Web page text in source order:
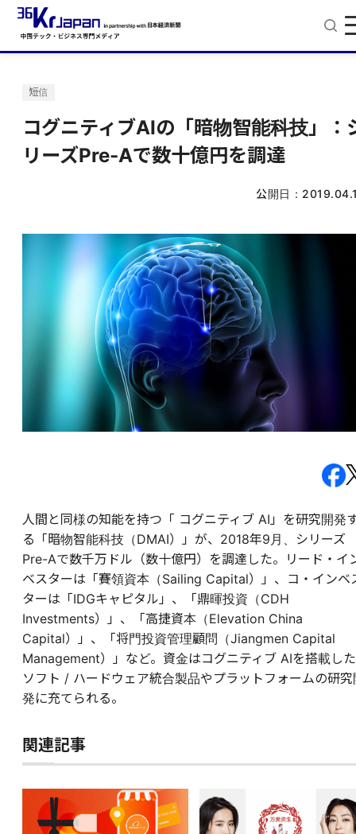
短信
コグニティブAIの「暗物智能科技」：
リーズPre-Aで数十億円を調達
公開日：
人間と同様の知能を持つ「 コグニティブ AI」を研究開発
る「暗物智能科技（DMAI）」が、2018年9月、シリーズ
Pre-Aで数千万ドル（数十億円）を調達した。リード・イ
ベスターは「賽領資本（Sailing Capital）」、コ・インベ
ターは「IDGキャピタル」、「鼎暉投資（CDH
Investments）」、「高捷資本（Elevation China
Capital）」、「将門投資管理顧問（Jiangmen Capital
Management）」など。資金はコグニティブ AIを搭載した
ソフト / ハードウェア統合製品やプラットフォームの研究
発に充てられる。
関連記事